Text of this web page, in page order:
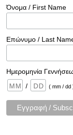
Όνομα / First Name
Επώνυμο / Last
Ημερομηνία
/
( mm / dd